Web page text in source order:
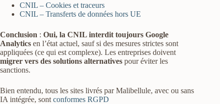
CNIL – Cookies et traceurs
CNIL – Transferts de données hors UE
Conclusion : Oui, la CNIL interdit toujours Google
Analytics en l’état actuel, sauf si des mesures strictes sont
appliquées (ce qui est complexe). Les entreprises doivent
migrer vers des solutions alternatives pour éviter les
sanctions.
Bien entendu, tous les sites livrés par Malibellule, avec ou sans
IA intégrée, sont conformes RGPD